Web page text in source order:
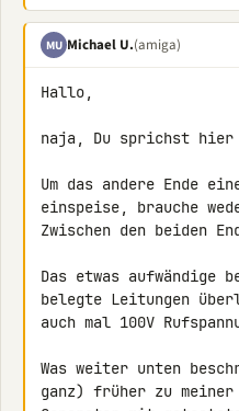
MU Michael U.(amiga)
Hallo,
naja, Du sprichst hier
Um das andere Ende
einspeise, brauche
Zwischen den beiden
Das etwas aufwändige
belegte Leitungen
auch mal 100V
Was weiter unten
ganz) früher zu